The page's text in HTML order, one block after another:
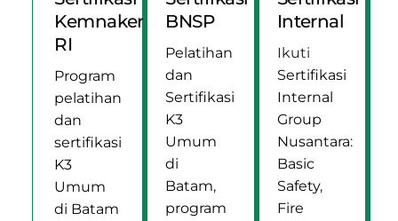
Kemnaker
RI
Program
pelatihan
dan
sertifikasi
K3
Umum
di Batam
BNSP
Pelatihan
dan
Sertifikasi
K3
Umum
di
Batam,
program
Internal
Ikuti
Sertifikasi
Internal
Group
Nusantara:
Basic
Safety,
Fire